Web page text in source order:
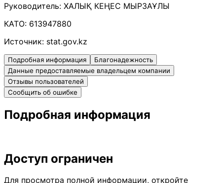
Руководитель: ХАЛЫҚ КЕҢЕС МЫРЗАҰЛЫ
КАТО: 613947880
Источник: stat.gov.kz
Подробная информация
Благонадежность
Данные предоставляемые владельцем компании
Отзывы пользователей
Сообщить об ошибке
Подробная информация
Доступ ограничен
Для просмотра полной информации, откройте